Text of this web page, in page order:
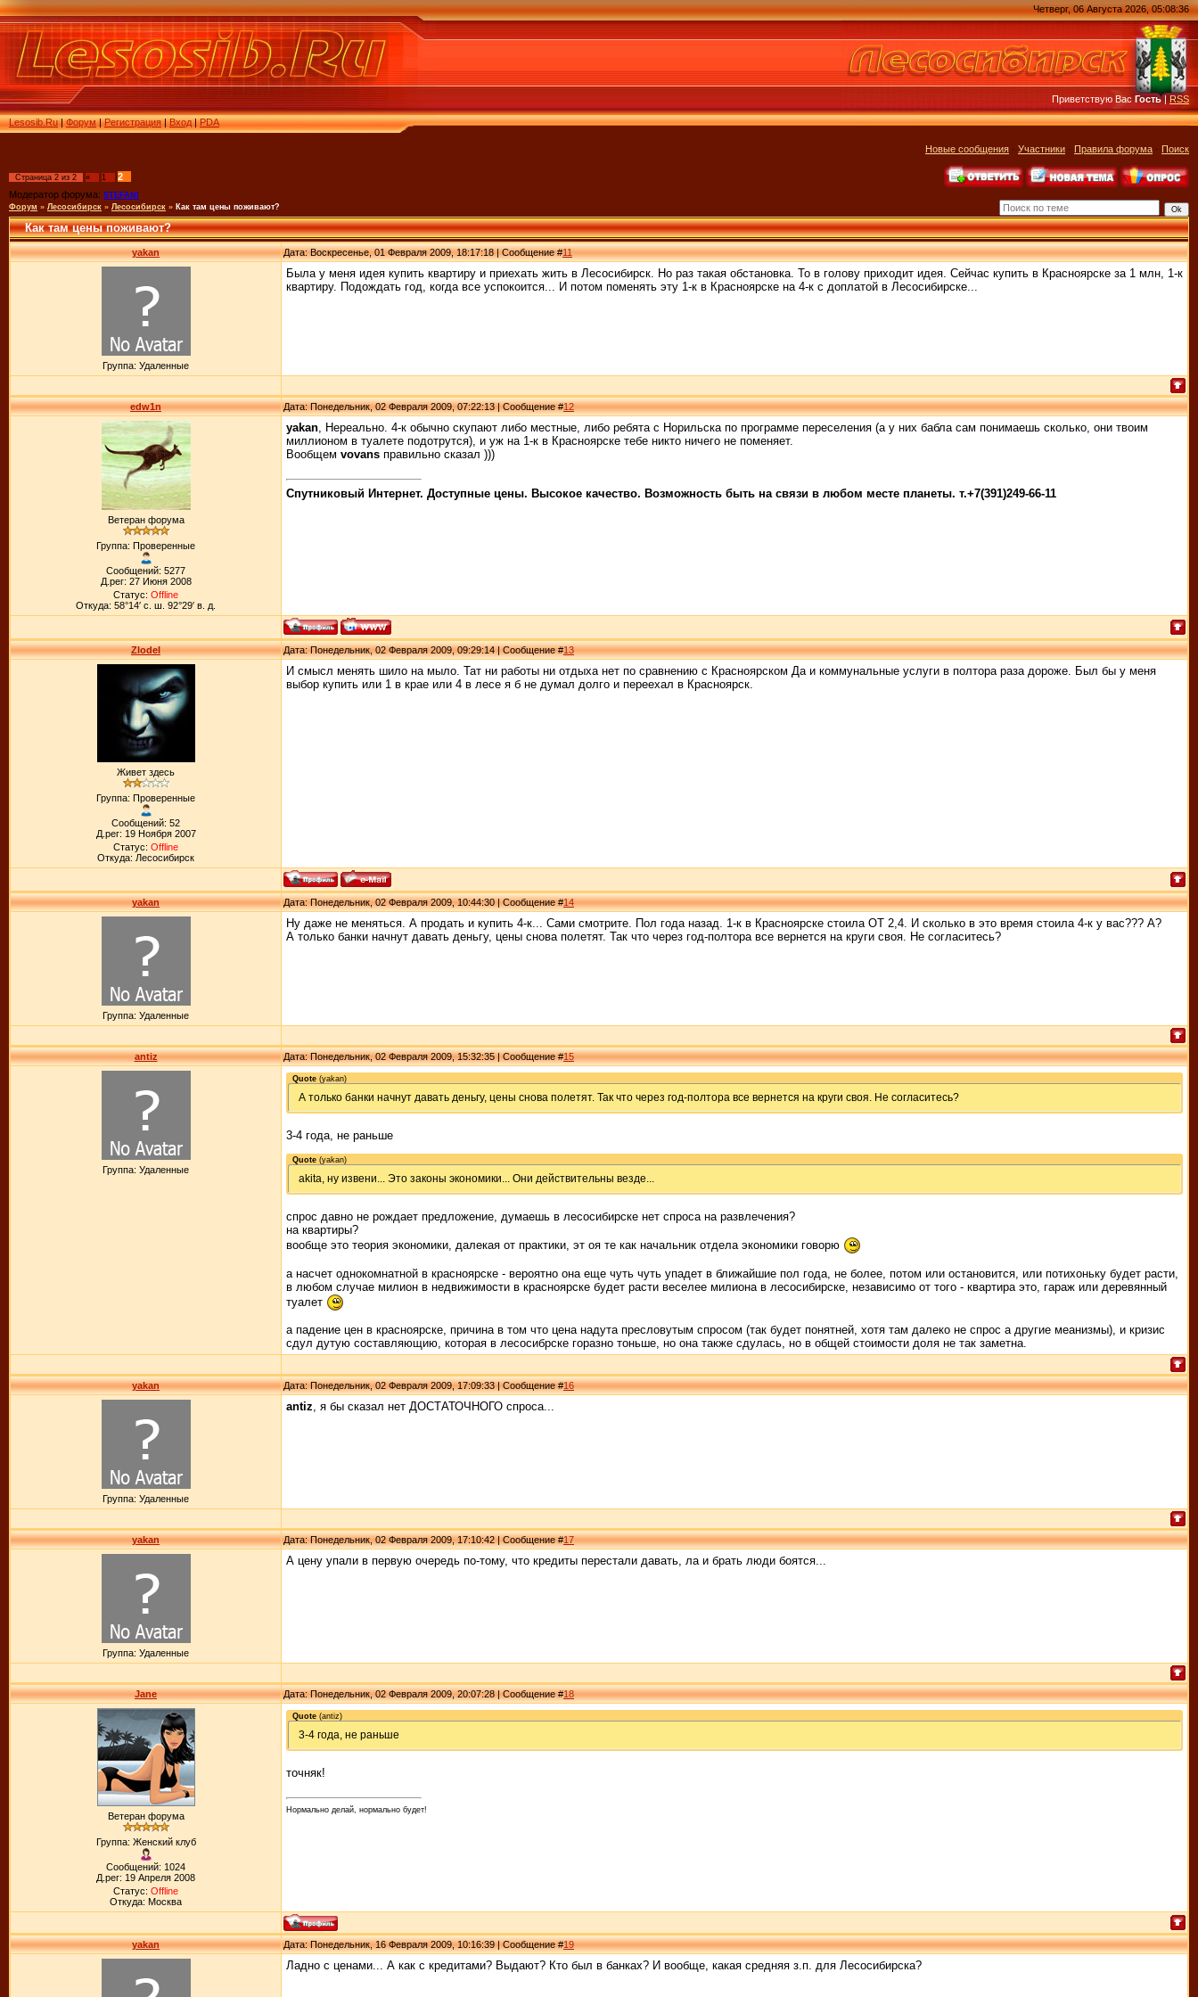
Lesosib.Ru|Форум|Регистрация|Вход|PDA
Четверг, 06 Августа 2026, 05:08:36
Приветствую ВасГость|RSS
Новые сообщения · Участники · Правила форума · Поиск
Страница 2 из 2 « 1
2
Модератор форума: STEFANI
Форум » Лесосибирск » Лесосибирск » Как там цены поживают?
Как там цены поживают?
yakan Дата: Воскресенье, 01 Февраля 2009, 18:17:18 | Сообщение #11
Группа: Удаленные
Была у меня идея купить квартиру и приехать жить в Лесосибирск. Но раз такая обстановка. То в голову приходит идея. Сейчас купить в Красноярске за 1 млн, 1-к
квартиру. Подождать год, когда все успокоится... И потом поменять эту 1-к в Красноярске на 4-к с доплатой в Лесосибирске...
edw1n Дата: Понедельник, 02 Февраля 2009, 07:22:13 | Сообщение #12
Ветеран форума
Группа: Проверенные
Сообщений: 5277
Д.рег: 27 Июня 2008
Статус: Offline
Откуда: 58°14′ с. ш. 92°29′ в. д.
yakan, Нереально. 4-к обычно скупают либо местные, либо ребята с Норильска по программе переселения (а у них бабла сам понимаешь сколько, они твоим
миллионом в туалете подотрутся), и уж на 1-к в Красноярске тебе никто ничего не поменяет.
Вообщем vovans правильно сказал )))
Спутниковый Интернет. Доступные цены. Высокое качество. Возможность быть на связи в любом месте планеты. т.+7(391)249-66-11
ZlodeI Дата: Понедельник, 02 Февраля 2009, 09:29:14 | Сообщение #13
Живет здесь
Группа: Проверенные
Сообщений: 52
Д.рег: 19 Ноября 2007
Статус: Offline
Откуда: Лесосибирск
И смысл менять шило на мыло. Тат ни работы ни отдыха нет по сравнению с Красноярском Да и коммунальные услуги в полтора раза дороже. Был бы у меня
выбор купить или 1 в крае или 4 в лесе я б не думал долго и переехал в Красноярск.
yakan Дата: Понедельник, 02 Февраля 2009, 10:44:30 | Сообщение #14
Группа: Удаленные
Ну даже не меняться. А продать и купить 4-к... Сами смотрите. Пол года назад. 1-к в Красноярске стоила ОТ 2,4. И сколько в это время стоила 4-к у вас??? А?
А только банки начнут давать деньгу, цены снова полетят. Так что через год-полтора все вернется на круги своя. Не согласитесь?
antiz Дата: Понедельник, 02 Февраля 2009, 15:32:35 | Сообщение #15
Группа: Удаленные
Quote (yakan)
А только банки начнут давать деньгу, цены снова полетят. Так что через год-полтора все вернется на круги своя. Не согласитесь?
3-4 года, не раньше
Quote (yakan)
akita, ну извени... Это законы экономики... Они действительны везде...
спрос давно не рождает предложение, думаешь в лесосибирске нет спроса на развлечения?
на квартиры?
вообще это теория экономики, далекая от практики, эт оя те как начальник отдела экономики говорю
а насчет однокомнатной в красноярске - вероятно она еще чуть чуть упадет в ближайшие пол года, не более, потом или остановится, или потихоньку будет расти,
в любом случае милион в недвижимости в красноярске будет расти веселее милиона в лесосибирске, независимо от того - квартира это, гараж или деревянный
туалет
а падение цен в красноярске, причина в том что цена надута пресловутым спросом (так будет понятней, хотя там далеко не спрос а другие меанизмы), и кризис
сдул дутую составляющию, которая в лесосибрске горазно тоньше, но она также сдулась, но в общей стоимости доля не так заметна.
yakan Дата: Понедельник, 02 Февраля 2009, 17:09:33 | Сообщение #16
Группа: Удаленные
antiz, я бы сказал нет ДОСТАТОЧНОГО спроса...
yakan Дата: Понедельник, 02 Февраля 2009, 17:10:42 | Сообщение #17
Группа: Удаленные
А цену упали в первую очередь по-тому, что кредиты перестали давать, ла и брать люди боятся...
Jane Дата: Понедельник, 02 Февраля 2009, 20:07:28 | Сообщение #18
Ветеран форума
Группа: Женский клуб
Сообщений: 1024
Д.рег: 19 Апреля 2008
Статус: Offline
Откуда: Москва
Quote (antiz)
3-4 года, не раньше
точняк!
Нормально делай, нормально будет!
yakan Дата: Понедельник, 16 Февраля 2009, 10:16:39 | Сообщение #19
Ладно с ценами... А как с кредитами? Выдают? Кто был в банках? И вообще, какая средняя з.п. для Лесосибирска?